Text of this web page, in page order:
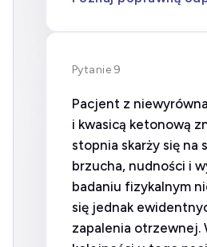
Pytanie 9
Pacjent z
i kwasicą ketonową
stopnia skarży się na
brzucha, nudności i
badaniu fizykalnym
się jednak
zapalenia otrzewnej.